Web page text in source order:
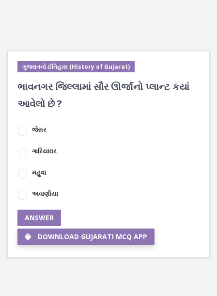
ગુજરાતનો ઈતિહાસ (History of Gujarat)
ભાવનગર જિલ્લામાં સૌર ઊર્જાનો પ્લાન્ટ કયાં
આવેલો છે ?
જેસર
ગારિયાધર
મહુવા
અવાણીયા
ANSWER
DOWNLOAD GUJARATI MCQ APP